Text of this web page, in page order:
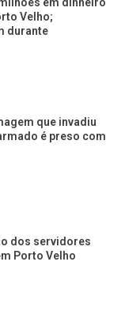
em dinheiro
Velho;
durante
que invadiu
é preso com
dos servidores
Porto Velho